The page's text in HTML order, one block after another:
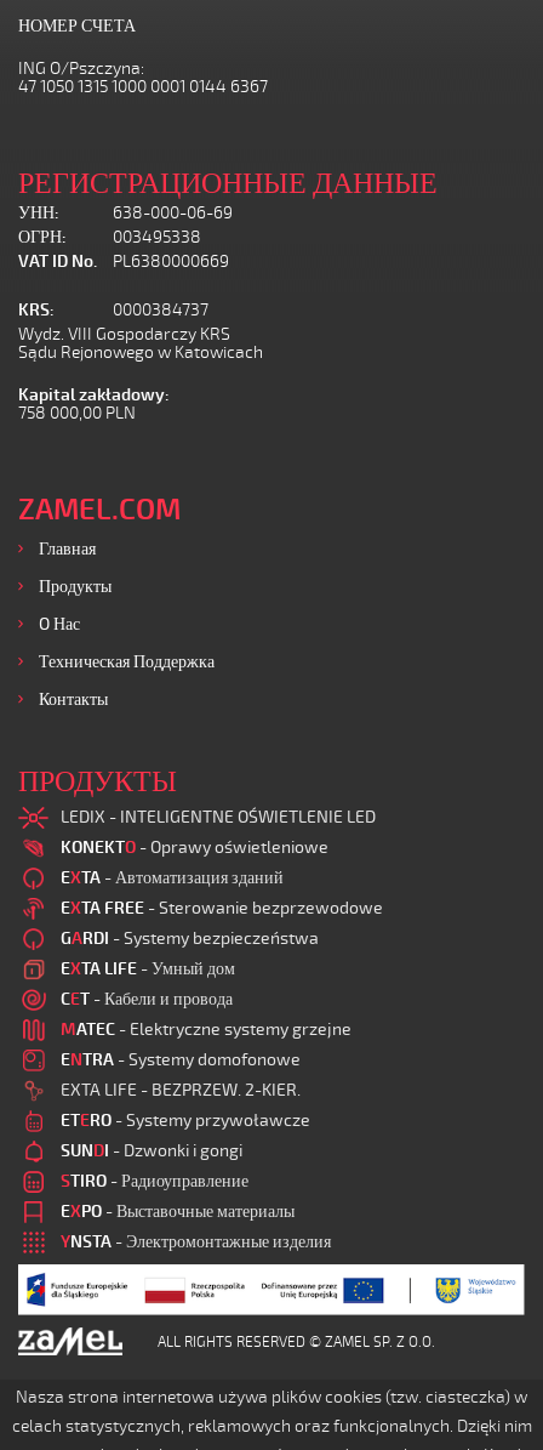
НОМЕР СЧЕТА
ING O/Pszczyna:
47 1050 1315 1000 0001 0144 6367
РЕГИСТРАЦИОННЫЕ ДАННЫЕ
УНН:
638-000-06-69
ОГРН:
003495338
VAT ID No.
PL6380000669
KRS:
0000384737
Wydz. VIII Gospodarczy KRS
Sądu Rejonowego w Katowicach
Kapital zakładowy:
758 000,00 PLN
ZAMEL.COM
Главная
Продукты
O Нас
Техническая Поддержка
Контакты
ПРОДУКТЫ
LEDIX - INTELIGENTNE OŚWIETLENIE LED
KONEKTO - Oprawy oświetleniowe
EXTA - Автоматизация зданий
EXTA FREE - Sterowanie bezprzewodowe
GARDI - Systemy bezpieczeństwa
EXTA LIFE - Умный дом
CET - Кабели и провода
MATEC - Elektryczne systemy grzejne
ENTRA - Systemy domofonowe
EXTA LIFE - BEZPRZEW. 2-KIER.
ETERO - Systemy przywoławcze
SUNDI - Dzwonki i gongi
STIRO - Радиоуправление
EXPO - Выставочные материалы
YNSTA - Электромонтажные изделия
ALL RIGHTS RESERVED © ZAMEL SP. Z O.O.
Nasza strona internetowa używa plików cookies (tzw. ciasteczka) w
celach statystycznych, reklamowych oraz funkcjonalnych. Dzięki nim